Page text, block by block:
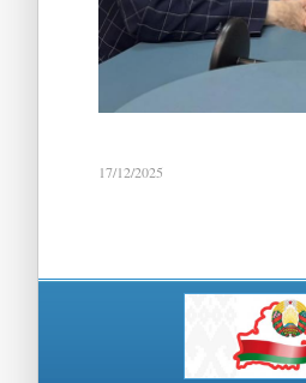
17/12/2025